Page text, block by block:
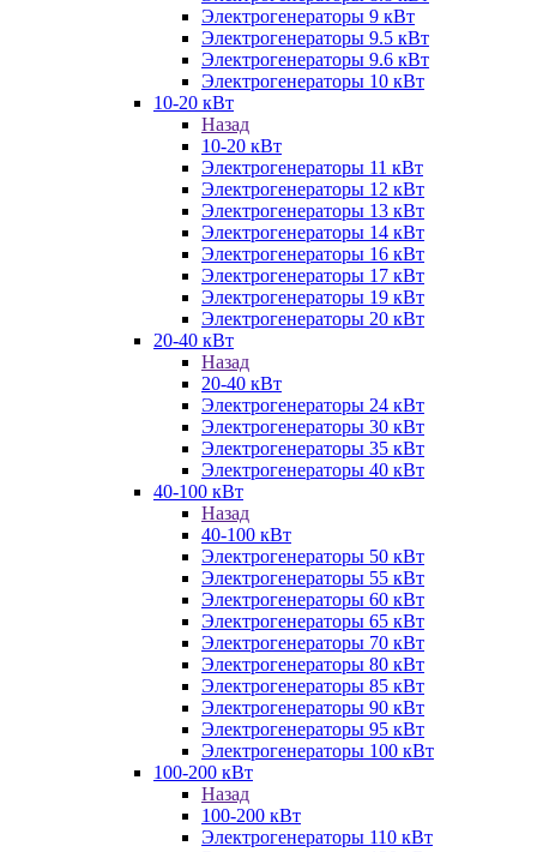
Электрогенераторы 9 кВт
Электрогенераторы 9.5 кВт
Электрогенераторы 9.6 кВт
Электрогенераторы 10 кВт
10-20 кВт
Назад
10-20 кВт
Электрогенераторы 11 кВт
Электрогенераторы 12 кВт
Электрогенераторы 13 кВт
Электрогенераторы 14 кВт
Электрогенераторы 16 кВт
Электрогенераторы 17 кВт
Электрогенераторы 19 кВт
Электрогенераторы 20 кВт
20-40 кВт
Назад
20-40 кВт
Электрогенераторы 24 кВт
Электрогенераторы 30 кВт
Электрогенераторы 35 кВт
Электрогенераторы 40 кВт
40-100 кВт
Назад
40-100 кВт
Электрогенераторы 50 кВт
Электрогенераторы 55 кВт
Электрогенераторы 60 кВт
Электрогенераторы 65 кВт
Электрогенераторы 70 кВт
Электрогенераторы 80 кВт
Электрогенераторы 85 кВт
Электрогенераторы 90 кВт
Электрогенераторы 95 кВт
Электрогенераторы 100 кВт
100-200 кВт
Назад
100-200 кВт
Электрогенераторы 110 кВт